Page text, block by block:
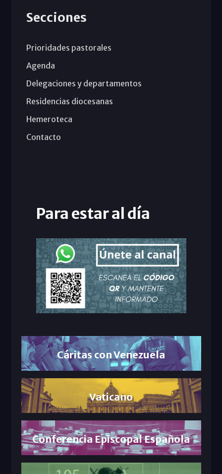
Secciones
Prioridades pastorales
Agenda
Delegaciones y departamentos
Residencias diocesanas
Hemeroteca
Contacto
Para estar al día
Cáritas con Venezuela
Vaticano
Conferencia Episcopal Española